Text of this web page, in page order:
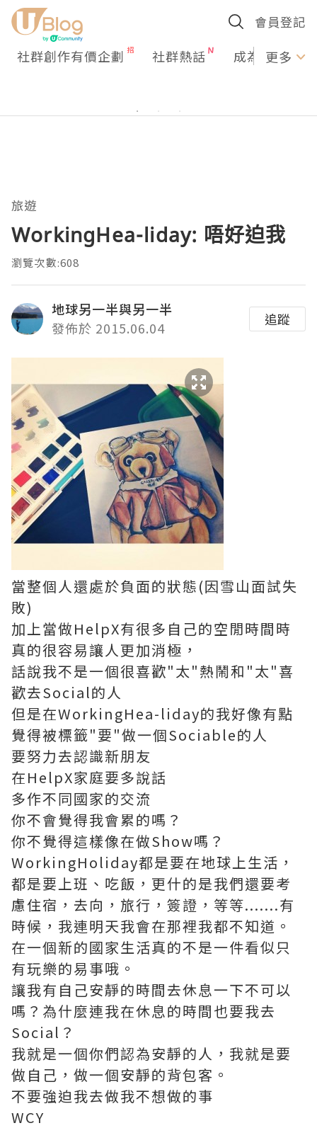
會員登記
社群創作有價企劃 社群熱話 成為U更多
旅遊
WorkingHea-liday: 唔好迫我
瀏覽次數:608
地球另一半與另一半
發佈於 2015.06.04
追蹤
當整個人還處於負面的狀態(因雪山面試失
敗)
加上當做HelpX有很多自己的空閒時間時
真的很容易讓人更加消極，
話說我不是一個很喜歡"太"熱鬧和"太"喜
歡去Social的人
但是在WorkingHea-liday的我好像有點
覺得被標籤"要"做一個Sociable的人
要努力去認識新朋友
在HelpX家庭要多說話
多作不同國家的交流
你不會覺得我會累的嗎？
你不覺得這樣像在做Show嗎？
WorkingHoliday都是要在地球上生活，
都是要上班、吃飯，更什的是我們還要考
慮住宿，去向，旅行，簽證，等等.......有
時候，我連明天我會在那裡我都不知道。
在一個新的國家生活真的不是一件看似只
有玩樂的易事哦。
讓我有自己安靜的時間去休息一下不可以
嗎？為什麼連我在休息的時間也要我去
Social？
我就是一個你們認為安靜的人，我就是要
做自己，做一個安靜的背包客。
不要強迫我去做我不想做的事
WCY